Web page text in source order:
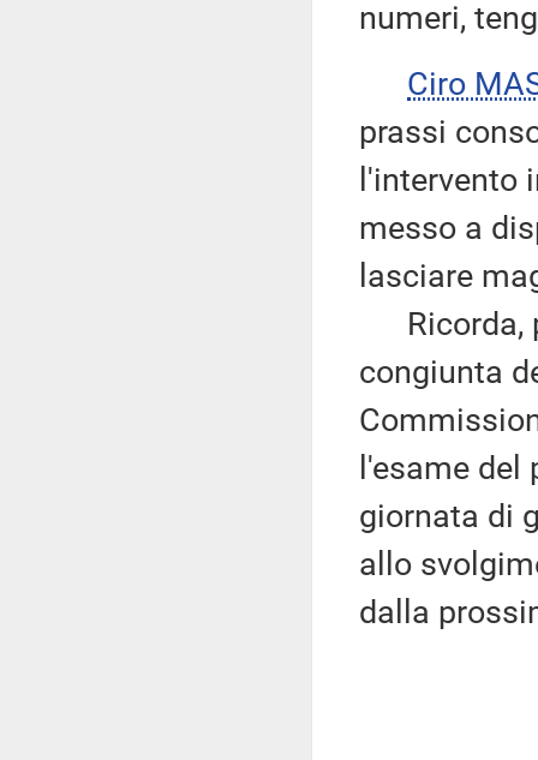
numeri,
Ciro
prassi
l'intervento
messo a
lasciare
Ricorda,
congiunta
l'esame
giornata di
allo
dalla